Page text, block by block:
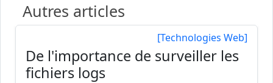
Autres articles
[Technologies Web]
De l'importance de surveiller les
fichiers logs